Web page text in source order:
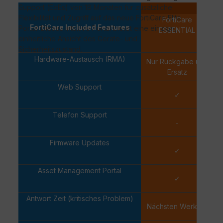
Support (EoEs) von 18 Monaten für zusätzliche
Flexibilität und Zugriff auf das neue FortiCareElite
Portal. Dieses intuitive Portal bietet eine einzige,
einheitliche Ansicht des Geräte- und
Sicherheitszustand.
FortiCare Included Features
FortiCare
ESSENTIAL
Hardware-Austausch (RMA)
Nur Rückgabe und
Ersatz
Web Support
✓
Telefon Support
-
Firmware Updates
✓
Asset Management Portal
✓
Antwort Zeit (kritisches Problem)
Nächsten Werktag